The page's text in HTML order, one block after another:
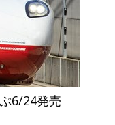
6/24発売